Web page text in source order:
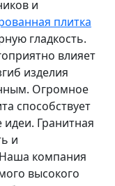
и
плитка
гладкость.
влияет
изделия
Огромное
способствует
Гранитная
и
компания
высокого